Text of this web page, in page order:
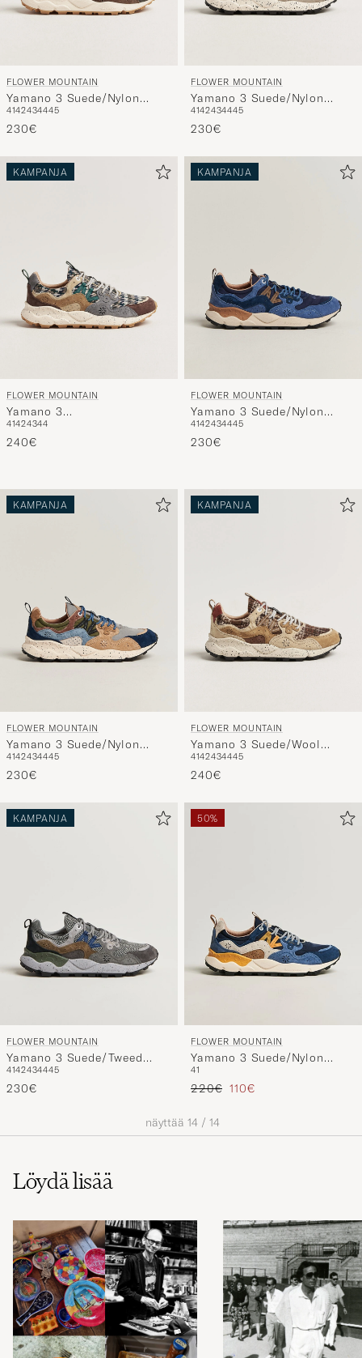
FLOWER MOUNTAIN
Yamano 3 Suede/Nylon
Sneaker Dark Grey/Brown
4142434445
230€
FLOWER MOUNTAIN
Yamano 3 Suede/Nylon
Sneaker Grey/Onion
4142434445
230€
KAMPANJA
FLOWER MOUNTAIN
Yamano 3
Suede/Houndstooth
Sneaker Multi
41424344
240€
KAMPANJA
FLOWER MOUNTAIN
Yamano 3 Suede/Nylon
Sneaker Navy/Blue
4142434445
230€
KAMPANJA
FLOWER MOUNTAIN
Yamano 3 Suede/Nylon
Sneaker Navy/Light Brown
4142434445
230€
KAMPANJA
FLOWER MOUNTAIN
Yamano 3 Suede/Wool
Check Sneaker Brown
4142434445
240€
KAMPANJA
FLOWER MOUNTAIN
Yamano 3 Suede/Tweed
Wool Sneaker Grey
4142434445
230€
50%
FLOWER MOUNTAIN
Yamano 3 Suede/Nylon
Sneaker Dark Blue
41
Tavallinen hinta
220€ Alennettu hinta
110€
näyttää 14 / 14
Löydä lisää